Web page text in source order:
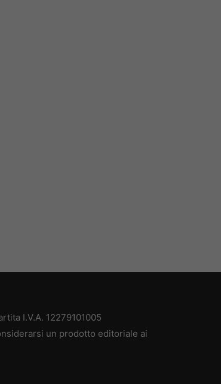
I.V.A. 12279101005
un prodotto editoriale ai